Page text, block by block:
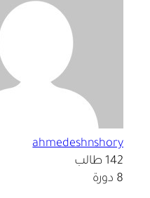
ahmedeshnshory
142 طالب
8 دورة